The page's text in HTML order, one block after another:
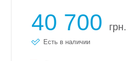
40 700 грн.
Есть в наличии